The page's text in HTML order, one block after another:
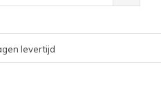
levertijd